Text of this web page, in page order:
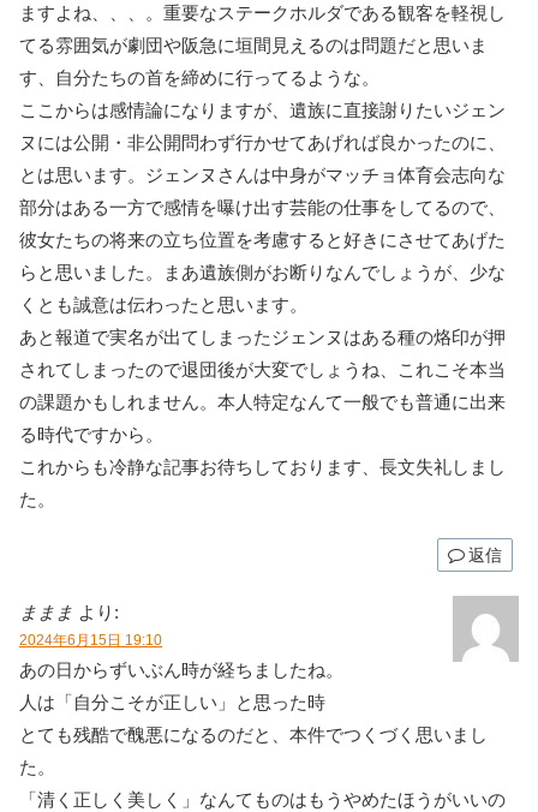
ますよね、、、。重要なステークホルダである観客を軽視し
てる雰囲気が劇団や阪急に垣間見えるのは問題だと思いま
す、自分たちの首を締めに行ってるような。
ここからは感情論になりますが、遺族に直接謝りたいジェン
ヌには公開・非公開問わず行かせてあげれば良かったのに、
とは思います。ジェンヌさんは中身がマッチョ体育会志向な
部分はある一方で感情を曝け出す芸能の仕事をしてるので、
彼女たちの将来の立ち位置を考慮すると好きにさせてあげた
らと思いました。まあ遺族側がお断りなんでしょうが、少な
くとも誠意は伝わったと思います。
あと報道で実名が出てしまったジェンヌはある種の烙印が押
されてしまったので退団後が大変でしょうね、これこそ本当
の課題かもしれません。本人特定なんて一般でも普通に出来
る時代ですから。
これからも冷静な記事お待ちしております、長文失礼しまし
た。
返信
ままま より:
2024年6月15日 19:10
あの日からずいぶん時が経ちましたね。
人は「自分こそが正しい」と思った時
とても残酷で醜悪になるのだと、本件でつくづく思いまし
た。
「清く正しく美しく」なんてものはもうやめたほうがいいの